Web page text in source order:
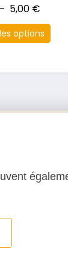
– 5,00 €
options